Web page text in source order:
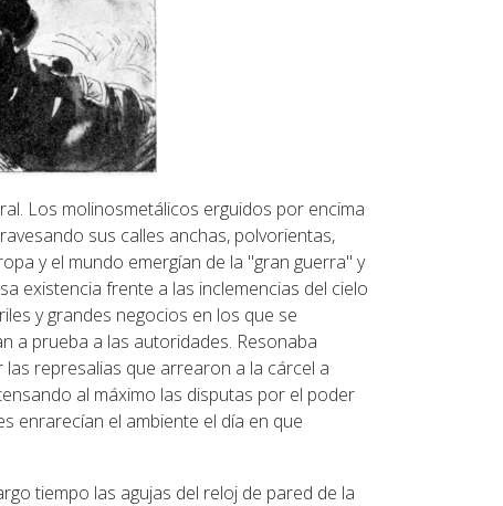
Los molinosmetálicos erguidos por encima
sus calles anchas, polvorientas,
y el mundo emergían de la "gran guerra" y
existencia frente a las inclemencias del cielo
y grandes negocios en los que se
a prueba a las autoridades. Resonaba
represalias que arrearon a la cárcel a
al máximo las disputas por el poder
enrarecían el ambiente el día en que
tiempo las agujas del reloj de pared de la